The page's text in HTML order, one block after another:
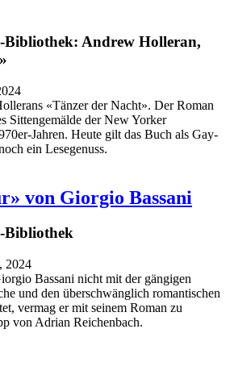
Andrew Holleran,
«Tänzer der Nacht». Der Roman
Sittengemälde der New Yorker
Jahren. Heute gilt das Buch als Gay-
ein Lesegenuss.
von Giorgio Bassani
Bibliothek
2024
Bassani nicht mit der gängigen
und den überschwänglich romantischen
vermag er mit seinem Roman zu
von Adrian Reichenbach.